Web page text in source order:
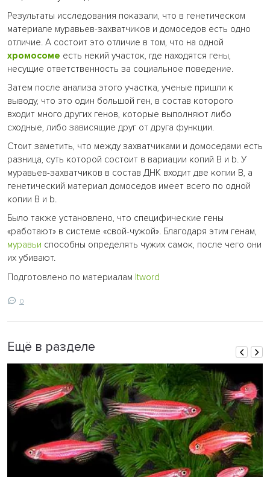
Результаты исследования показали, что в генетическом
материале муравьев-захватчиков и домоседов есть одно
отличие. А состоит это отличие в том, что на одной
хромосоме есть некий участок, где находятся гены,
несущие ответственность за социальное поведение.
Затем после анализа этого участка, ученые пришли к
выводу, что это один большой ген, в состав которого
входит много других генов, которые выполняют либо
сходные, либо зависящие друг от друга функции.
Стоит заметить, что между захватчиками и домоседами есть
разница, суть которой состоит в вариации копий B и b. У
муравьев-захватчиков в состав ДНК входит две копии В, а
генетический материал домоседов имеет всего по одной
копии B и b.
Было также установлено, что специфические гены
«работают» в системе «свой-чужой». Благодаря этим генам,
муравьи способны определять чужих самок, после чего они
их убивают.
Подготовлено по материалам Itword
0
Ещё в разделе